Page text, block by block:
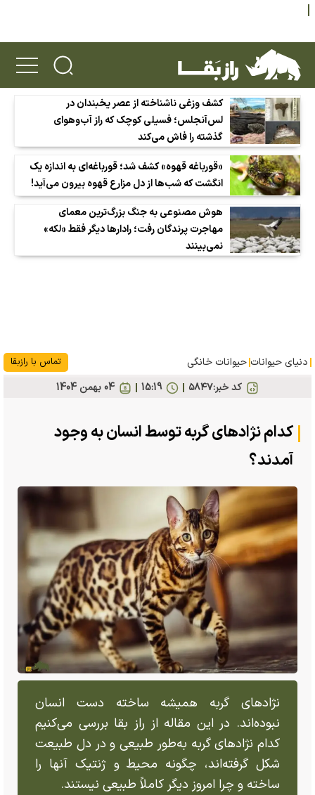
کشف وزغی ناشناخته از عصر یخبندان در
لس‌آنجلس؛ فسیلی کوچک که راز آب‌وهوای
گذشته را فاش می‌کند
«قورباغه قهوه» کشف شد؛ قورباغه‌ای به اندازه یک
انگشت که شب‌ها از دل مزارع قهوه بیرون می‌آید!
هوش مصنوعی به جنگ بزرگ‌ترین معمای
مهاجرت پرندگان رفت؛ رادارها دیگر فقط «لکه»
نمی‌بینند
دنیای حیوانات حیوانات خانگی تماس با رازبقا
کد خبر:۵۸۴۷ 04 بهمن 1404 15:19
کدام نژادهای گربه توسط انسان به وجود
آمدند؟
نژاد‌های گربه همیشه ساخته دست انسان
نبوده‌اند. در این مقاله از راز بقا بررسی می‌کنیم
کدام نژاد‌های گربه به‌طور طبیعی و در دل طبیعت
شکل گرفته‌اند، چگونه محیط و ژنتیک آنها را
ساخته و چرا امروز دیگر کاملاً طبیعی نیستند.